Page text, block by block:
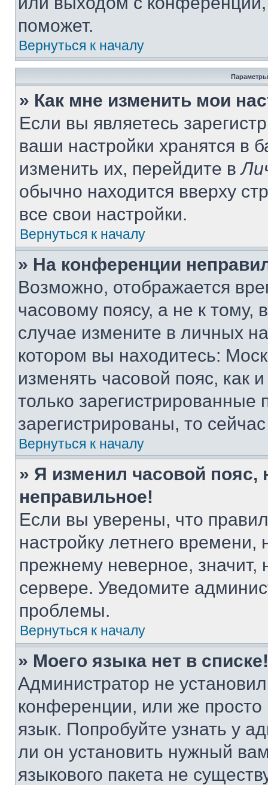
поможет.
Вернуться к началу
Параметры
» Как мне изменить мои
Если вы являетесь
ваши настройки хранятся в
изменить их, перейдите в
обычно находится вверху
все свои настройки.
Вернуться к началу
» На конференции
Возможно, отображается
часовому поясу, а не к тому,
случае измените в личных
котором вы находитесь:
изменять часовой пояс, как
только
зарегистрированы, то
Вернуться к началу
» Я изменил часовой пояс,
неправильное!
Если вы уверены, что
настройку летнего
прежнему неверное, значит,
сервере. Уведомите
проблемы.
Вернуться к началу
» Моего языка нет в списке!
Администратор не
конференции, или же
язык. Попробуйте узнать у
ли он установить нужный
языкового пакета не